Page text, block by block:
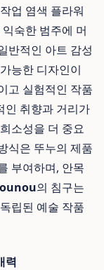
업 염색 플라워
숙한 범주에 머
반적인 아트 감성
능한 디자인이
고 실험적인 작품
인 취향과 거리가
소성을 더 중요
식은 뚜누의 제품
부여하며, 안목
의 침구는
립된 예술 작품
력